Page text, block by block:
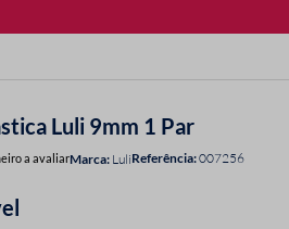
Luli 9mm 1 Par
a avaliar LuliReferência:007256